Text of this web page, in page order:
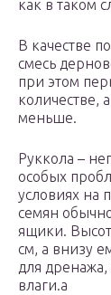
как в таком
В качестве
смесь
при этом
количестве,
меньше.
Руккола –
особых
условиях на
семян
ящики.
см, а внизу
для
влаги.а